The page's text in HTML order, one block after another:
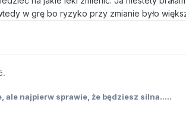
w grę bo ryzyko przy zmianie było
ale najpierw sprawie, że będziesz silna.....